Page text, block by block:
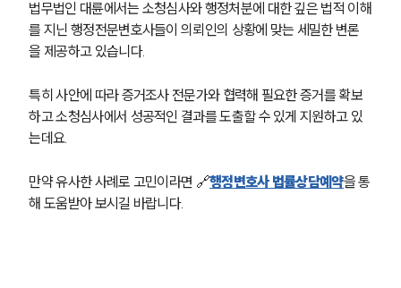
업무분야
헌법·행정·규제·개혁그룹 업무
행정전문변호사
법무법인 대륜에서는 소청심사와 행정처분에 대한 깊은 법적 이해
를 지닌 행정전문변호사들이 의뢰인의 상황에 맞는 세밀한 변론
을 제공하고 있습니다.
특히 사안에 따라 증거조사 전문가와 협력해 필요한 증거를 확보
하고 소청심사에서 성공적인 결과를 도출할 수 있게 지원하고 있
는데요.
만약 유사한 사례로 고민이라면 🔗행정변호사 법률상담예약을 통
해 도움받아 보시길 바랍니다.